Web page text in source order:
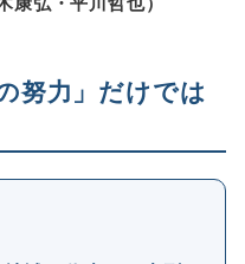
努力」だけでは